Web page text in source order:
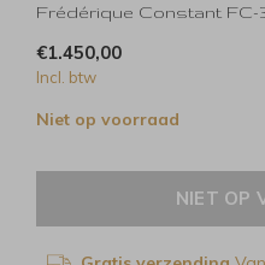
Frédérique Constant FC-
€1.450,00
Incl. btw
Niet op voorraad
NIET OP